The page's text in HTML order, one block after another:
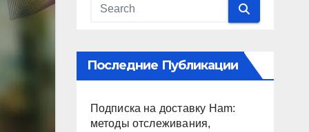
Последние Публикации
Подписка на доставку Ham:
методы отслеживания,